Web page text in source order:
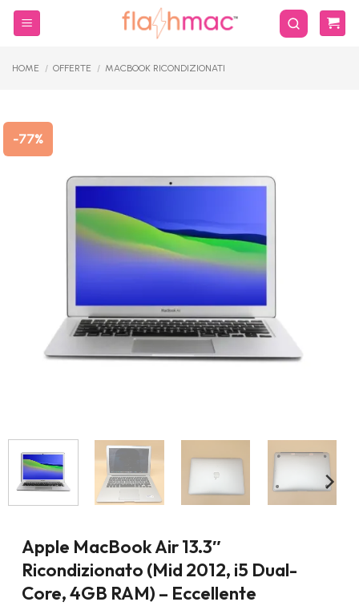
Salta
HOME / OFFERTE / MACBOOK RICONDIZIONATI
-77%
Apple MacBook Air 13.3″
Ricondizionato (Mid 2012, i5 Dual-
Core, 4GB RAM) – Eccellente